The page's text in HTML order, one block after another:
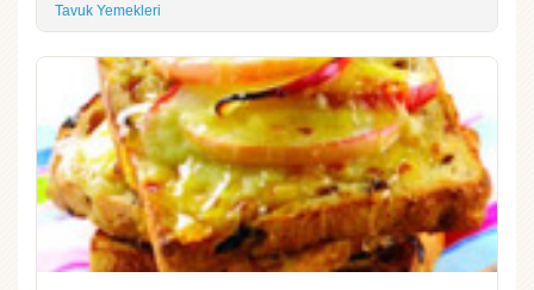
Tavuk Yemekleri